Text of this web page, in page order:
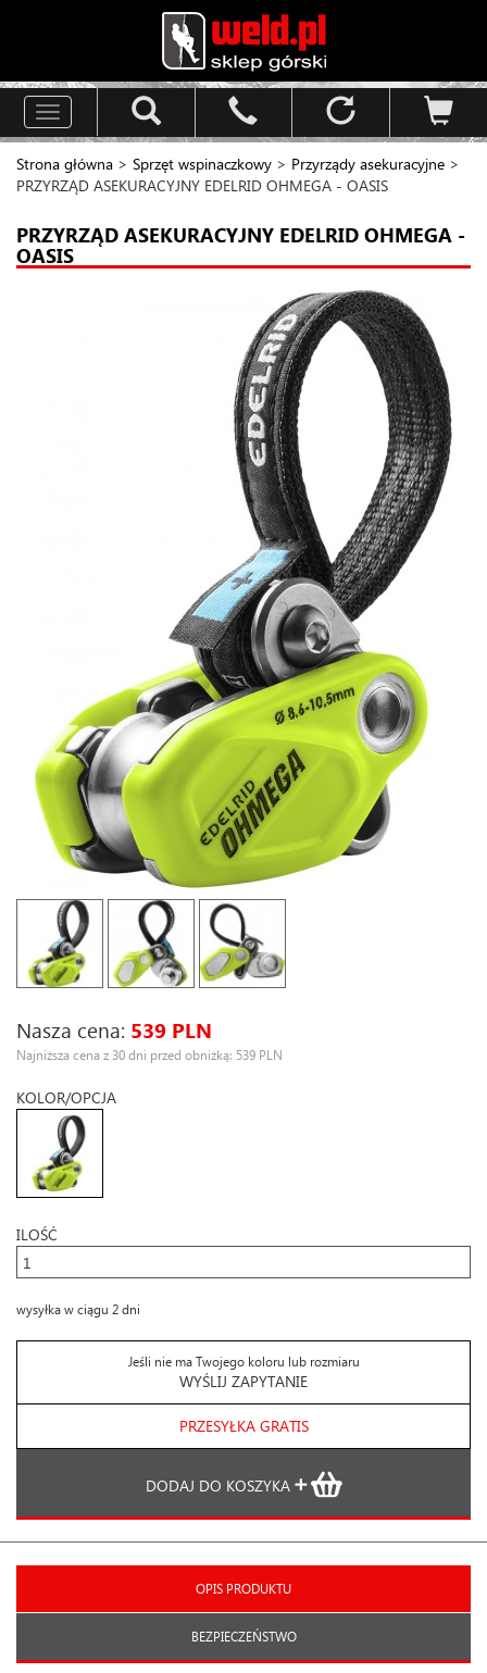
Toggle
navigation
Strona główna > Sprzęt wspinaczkowy > Przyrządy asekuracyjne >
PRZYRZĄD ASEKURACYJNY EDELRID OHMEGA - OASIS
PRZYRZĄD ASEKURACYJNY EDELRID OHMEGA -
OASIS
Nasza cena: 539 PLN
Najniższa cena z 30 dni przed obniżką: 539 PLN
KOLOR/OPCJA
ILOŚĆ
wysyłka w ciągu 2 dni
Jeśli nie ma Twojego koloru lub rozmiaru
WYŚLIJ ZAPYTANIE
PRZESYŁKA GRATIS
DODAJ DO KOSZYKA
OPIS PRODUKTU
BEZPIECZEŃSTWO